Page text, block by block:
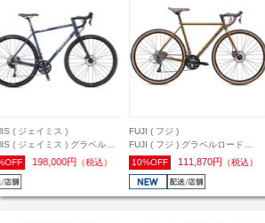
( ジェイミス )
( ジェイミス ) グラベルロ
RENEGADE S3 ( レネゲード
イビーパール 54 ( 身長目安
前後 )
198,000円 （税込）
FUJI ( フジ )
FUJI ( フジ ) グラベルロード
MILESDOVES ( マイルスダヴス )
ブロンズ 55 ( 身長目安175cm前後
10%OFF 111,870円 （税込）